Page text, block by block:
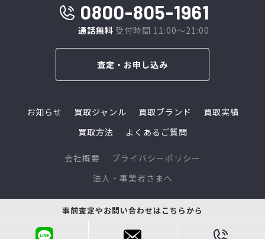
0800-805-1961
通話無料 受付時間 11:00～21:00
査定・お申し込み
お知らせ 買取ジャンル 買取ブランド
買取実績
買取方法
よくあるご質問
会社概要
プライバシーポリシー
法人・事業者さまへ